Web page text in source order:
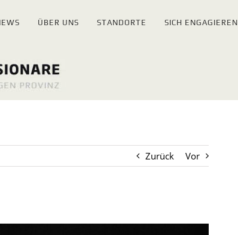
ÜBER UNS STANDORTE SICH ENGAGIEREN
Zurück Vor